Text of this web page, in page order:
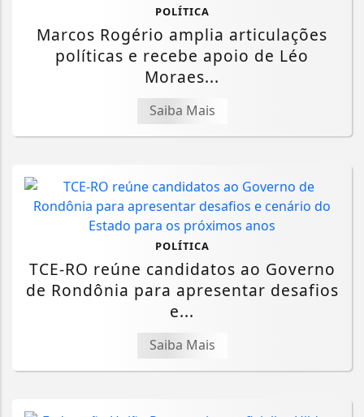
POLÍTICA
Marcos Rogério amplia articulações
políticas e recebe apoio de Léo
Moraes...
Saiba Mais
POLÍTICA
TCE-RO reúne candidatos ao Governo
de Rondônia para apresentar desafios
e...
Saiba Mais